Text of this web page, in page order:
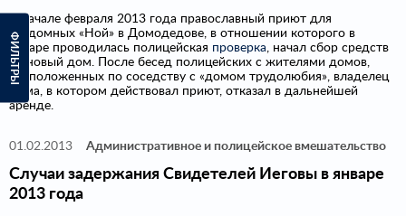
ФИЛЬТРЫ
В начале февраля 2013 года православный приют для
бездомных «Ной» в Домодедове, в отношении которого в
январе проводилась полицейская проверка, начал сбор средств
на новый дом. После бесед полицейских с жителями домов,
расположенных по соседству с «домом трудолюбия», владелец
дома, в котором действовал приют, отказал в дальнейшей
аренде.
01.02.2013 Административное и полицейское вмешательство
Случаи задержания Свидетелей Иеговы в январе
2013 года